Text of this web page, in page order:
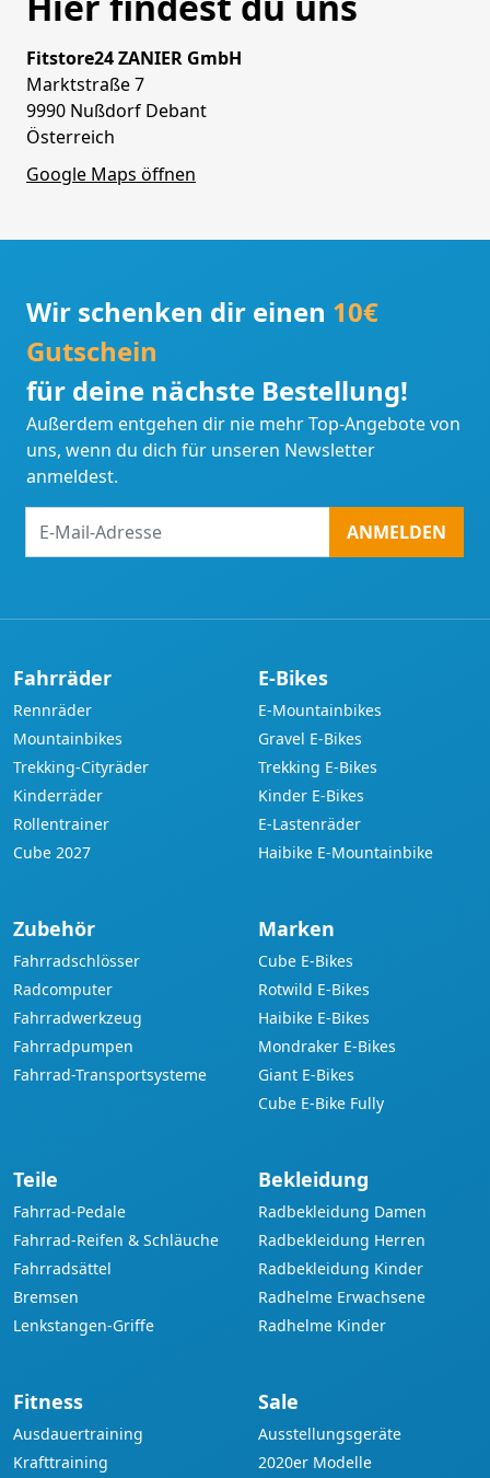
Fitstore24 ZANIER GmbH
Marktstraße 7
9990 Nußdorf Debant
Österreich
Google Maps öffnen
Wir schenken dir einen 10€
Gutschein
für deine nächste Bestellung!
Außerdem entgehen dir nie mehr Top-Angebote von
uns, wenn du dich für unseren Newsletter
anmeldest.
Mail-
ANMELDEN
Fahrräder
Rennräder
Mountainbikes
Trekking-Cityräder
Kinderräder
Rollentrainer
Cube 2027
E-Bikes
E-Mountainbikes
Gravel E-Bikes
Trekking E-Bikes
Kinder E-Bikes
E-Lastenräder
Haibike E-Mountainbike
Zubehör
Fahrradschlösser
Radcomputer
Fahrradwerkzeug
Fahrradpumpen
Fahrrad-Transportsysteme
Marken
Cube E-Bikes
Rotwild E-Bikes
Haibike E-Bikes
Mondraker E-Bikes
Giant E-Bikes
Cube E-Bike Fully
Teile
Fahrrad-Pedale
Fahrrad-Reifen & Schläuche
Fahrradsättel
Bremsen
Lenkstangen-Griffe
Bekleidung
Radbekleidung Damen
Radbekleidung Herren
Radbekleidung Kinder
Radhelme Erwachsene
Radhelme Kinder
Fitness
Ausdauertraining
Krafttraining
Sale
Ausstellungsgeräte
2020er Modelle